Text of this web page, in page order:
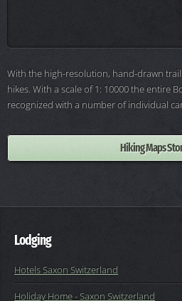
With the high-resolution, hand-drawn
hikes. With a scale of 1: 10000 the entire
recognized with a number of individual
Hiking Maps
Lodging
Hotels Saxon Switzerland
Holiday Home - Saxon Switzerland